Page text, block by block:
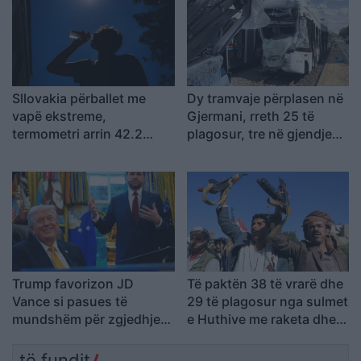
Sllovakia përballet me
vapë ekstreme,
termometri arrin 42.2
Dy tramvaje përplasen në
Gjermani, rreth 25 të
plagosur, tre në gjendje
Trump favorizon JD
Vance si pasues të
mundshëm për zgjedhjet
2028, sipas “The
Të paktën 38 të vrarë dhe
29 të plagosur nga sulmet
e Huthive me raketa dhe